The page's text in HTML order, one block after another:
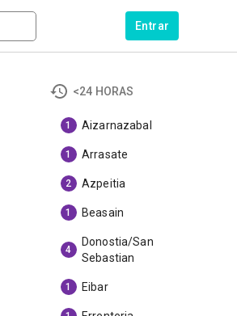
Entrar
<24 HORAS
1 Aizarnazabal
1 Arrasate
2 Azpeitia
1 Beasain
4
Donostia/San
Sebastian
1 Eibar